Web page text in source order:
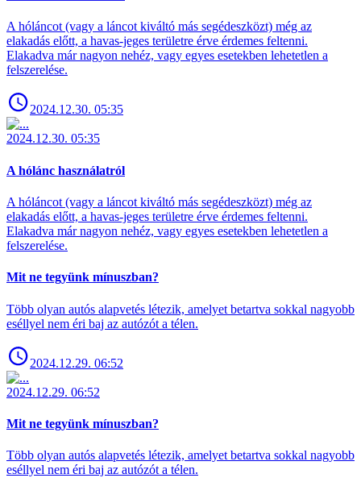
A hóláncot (vagy a láncot kiváltó más segédeszközt) még az
elakadás előtt, a havas-jeges területre érve érdemes feltenni.
Elakadva már nagyon nehéz, vagy egyes esetekben lehetetlen a
felszerelése.
2024.12.30. 05:35
2024.12.30. 05:35
A hólánc használatról
A hóláncot (vagy a láncot kiváltó más segédeszközt) még az
elakadás előtt, a havas-jeges területre érve érdemes feltenni.
Elakadva már nagyon nehéz, vagy egyes esetekben lehetetlen a
felszerelése.
Mit ne tegyünk mínuszban?
Több olyan autós alapvetés létezik, amelyet betartva sokkal nagyobb
eséllyel nem éri baj az autózót a télen.
2024.12.29. 06:52
2024.12.29. 06:52
Mit ne tegyünk mínuszban?
Több olyan autós alapvetés létezik, amelyet betartva sokkal nagyobb
eséllyel nem éri baj az autózót a télen.